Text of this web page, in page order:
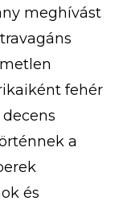
meghívást
fehér
a
és